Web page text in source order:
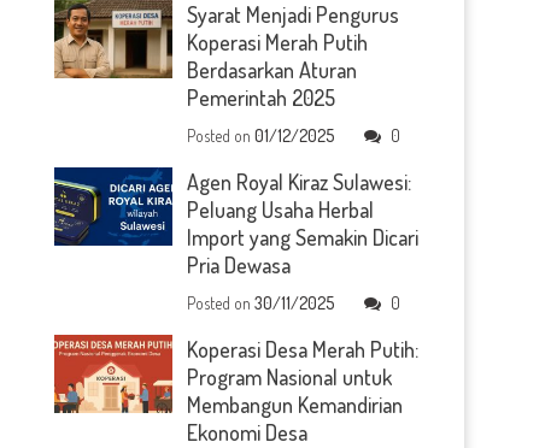
Syarat Menjadi Pengurus
Koperasi Merah Putih
Berdasarkan Aturan
Pemerintah 2025
Posted on01/12/2025 0
Agen Royal Kiraz Sulawesi:
Peluang Usaha Herbal
Import yang Semakin Dicari
Pria Dewasa
Posted on30/11/2025 0
Koperasi Desa Merah Putih:
Program Nasional untuk
Membangun Kemandirian
Ekonomi Desa